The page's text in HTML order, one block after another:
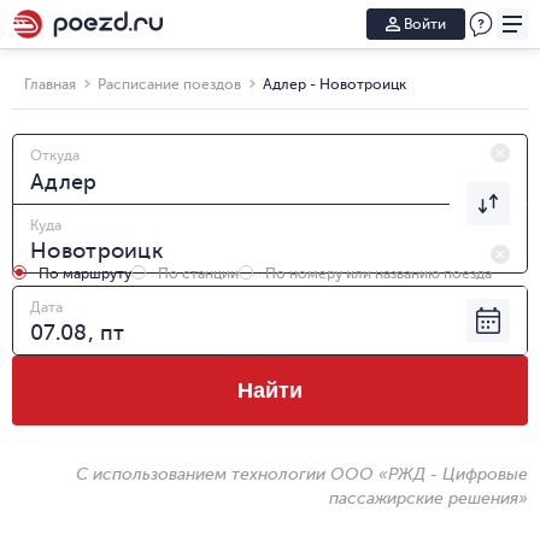
Войти
Главная Расписание поездов Адлер - Новотроицк
Откуда
Куда
По маршруту По станции
По номеру или названию поезда
Дата
Найти
С использованием технологии ООО «РЖД - Цифровые
пассажирские решения»